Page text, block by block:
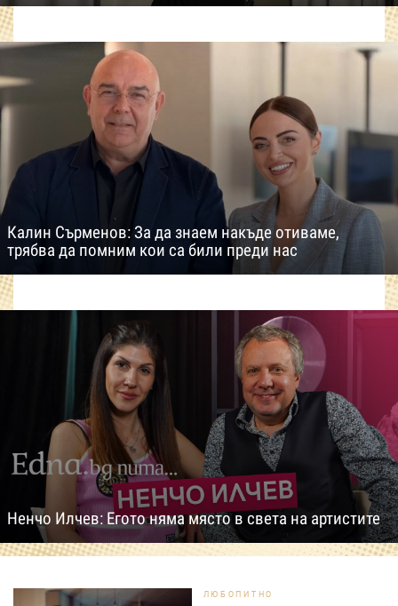
Калин Сърменов: За да знаем накъде отиваме,
трябва да помним кои са били преди нас
Ненчо Илчев: Егото няма място в света на артистите
ЛЮБОПИТНО